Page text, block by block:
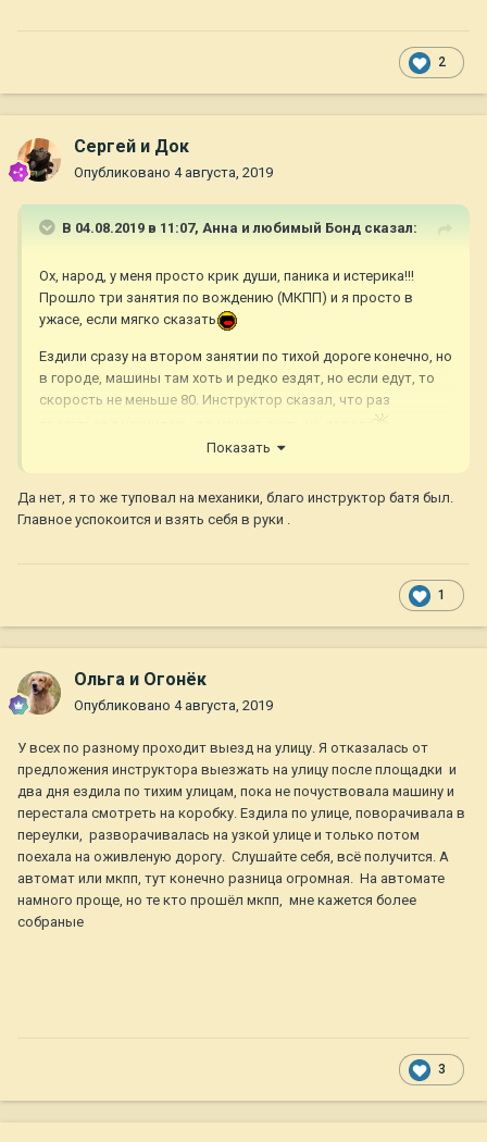
2
Сергей и Док
Опубликовано 4 августа, 2019
В 04.08.2019 в 11:07, Анна и любимый Бонд сказал:
Ох, народ, у меня просто крик души, паника и истерика!!!
Прошло три занятия по вождению (МКПП) и я просто в
ужасе, если мягко сказать
Ездили сразу на втором занятии по тихой дороге конечно, но
в городе, машины там хоть и редко ездят, но если едут, то
скорость не меньше 80. Инструктор сказал, что раз
но уже намекнул, что может мне лучше на автомате учиться
и не париться, не всем типа дано... Вчера я как дура
у меня не получается ни черта((( Злюсь, начинаю тупить ещё
Поделитесь опытом, кто как учился? Я одна такая
тормознутая? Исходя из реакции моего инструктора, такое
ощущение, что я одна такой тупень((
Показать
Да нет, я то же туповал на механики, благо инструктор батя был.
Главное успокоится и взять себя в руки .
1
Ольга и Огонёк
Опубликовано 4 августа, 2019
У всех по разному проходит выезд на улицу. Я отказалась от
предложения инструктора выезжать на улицу после площадки и
два дня ездила по тихим улицам, пока не почуствовала машину и
перестала смотреть на коробку. Ездила по улице, поворачивала в
переулки, разворачивалась на узкой улице и только потом
поехала на оживленую дорогу. Слушайте себя, всё получится. А
автомат или мкпп, тут конечно разница огромная. На автомате
намного проще, но те кто прошёл мкпп, мне кажется более
собраные
3